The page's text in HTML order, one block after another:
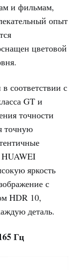
и фильмам,
опыт
цветовой
соответствии с
GT и
точности
точную
яркость
с
HDR 10,
деталь.
Гц